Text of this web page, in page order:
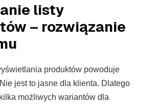
listy
– rozwiązanie
produktów powoduje
jest to jasne dla klienta. Dlatego
możliwych wariantów dla